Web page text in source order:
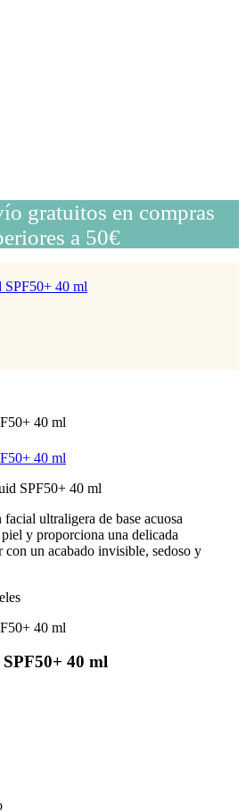
gratuitos en compras
a 50€
SPF50+ 40 ml
ultraligera de base acuosa
y proporciona una delicada
con un acabado invisible, sedoso y
40 ml